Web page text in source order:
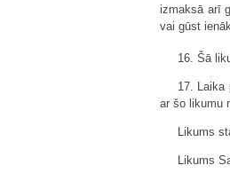
izmaksā arī
vai gūst
16. Šā
17. Laika
ar šo likumu
Likums
Likums